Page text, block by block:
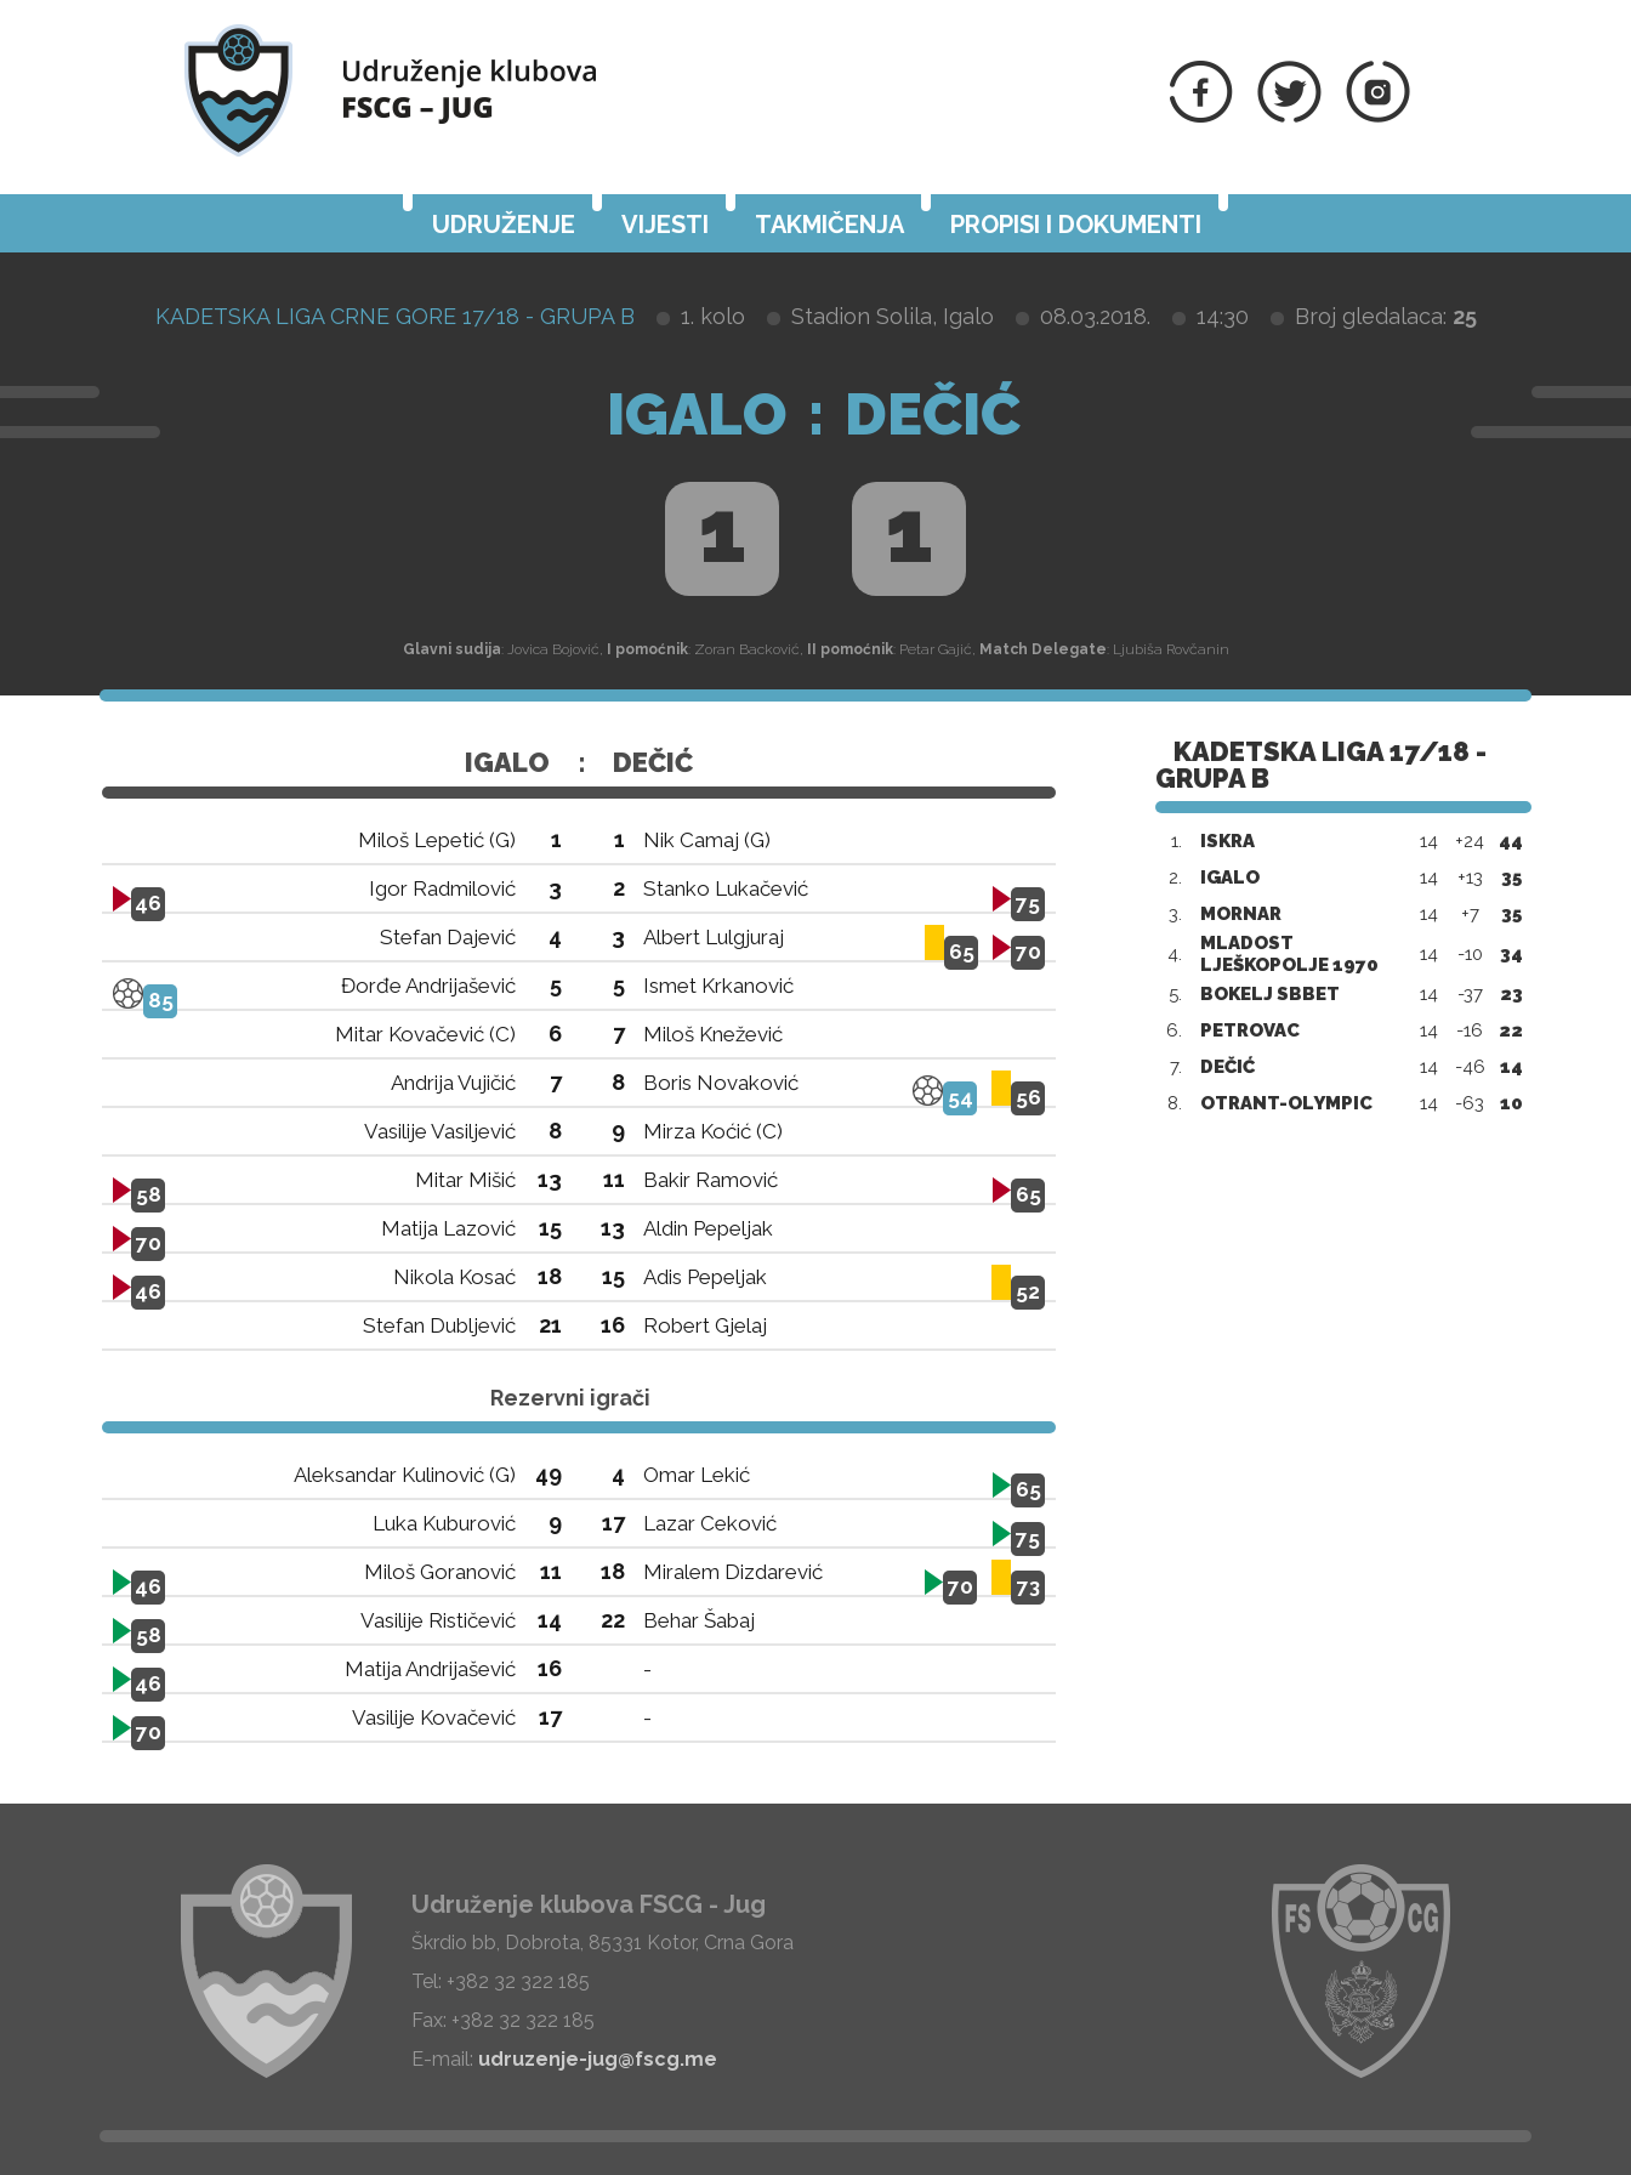
UDRUŽENJE VIJESTI TAKMIČENJA PROPISI I DOKUMENTI
KADETSKA LIGA CRNE GORE 17/18 - GRUPA B 1. kolo Stadion Solila, Igalo 08.03.2018. 14:30 Broj gledalaca: 25
IGALO : DEČIĆ
1 1
Glavni sudija: Jovica Bojović, I pomoćnik: Zoran Backović, II pomoćnik: Petar Gajić, Match Delegate: Ljubiša Rovčanin
IGALO : DEČIĆ
Miloš Lepetić (G) 1 1 Nik Camaj (G)
46
Igor Radmilović 3 2 Stanko Lukačević
75
Stefan Dajević
4 3 Albert Lulgjuraj
65
70
85
Đorđe Andrijašević 5 5
Ismet Krkanović
Mitar Kovačević (C)
6 7
Miloš Knežević
Andrija Vujičić
7 8 Boris Novaković
54
56
Vasilije Vasiljević
8 9 Mirza Koćić (C)
58
Mitar Mišić 13 11 Bakir Ramović
65
70
Matija Lazović 15 13 Aldin Pepeljak
46
Nikola Kosać 18 15 Adis Pepeljak
52
Stefan Dubljević
21 16 Robert Gjelaj
Rezervni igrači
Aleksandar Kulinović (G) 49 4 Omar Lekić
65
Luka Kuburović
9 17 Lazar Ceković
75
46
Miloš Goranović 11 18 Miralem Dizdarević
70
73
58
Vasilije Rističević 14 22 Behar Šabaj
46
Matija Andrijašević 16 -
70
Vasilije Kovačević 17 -
KADETSKA LIGA 17/18 -
GRUPA B
1. ISKRA 14 +24
44
2.
IGALO 14 +13
35
3.
MORNAR 14 +7
35
4.
MLADOST
LJEŠKOPOLJE 1970
14 -10
34
5.
BOKELJ SBBET 14 -37
23
6.
PETROVAC 14 -16
22
7.
DEČIĆ 14 -46
14
8.
OTRANT-OLYMPIC 14 -63 10
Udruženje klubova FSCG - Jug
Škrdio bb, Dobrota, 85331 Kotor, Crna Gora
Tel: +382 32 322 185
Fax: +382 32 322 185
E-mail: udruzenje-jug@fscg.me